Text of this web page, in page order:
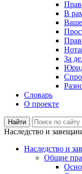
В
За
Словарь
О проекте
Наследство и
Наследство и
Общие